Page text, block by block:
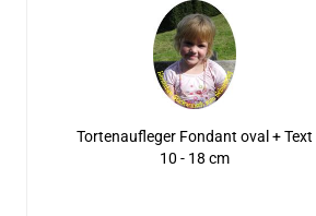
Tortenaufleger Fondant oval + Text
10 - 18 cm